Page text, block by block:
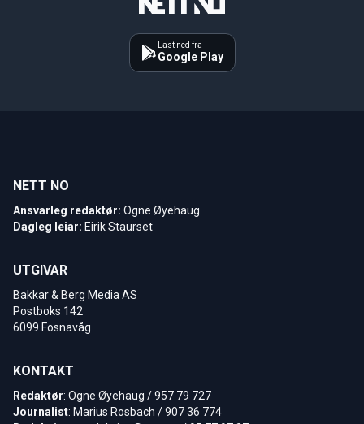
Last ned fra
Google Play
NETT NO
Ansvarleg redaktør: Ogne Øyehaug
Dagleg leiar: Eirik Staurset
UTGIVAR
Bakkar & Berg Media AS
Postboks 142
6099 Fosnavåg
KONTAKT
Redaktør: Ogne Øyehaug / 957 79 727
Journalist: Marius Rosbach / 907 36 774